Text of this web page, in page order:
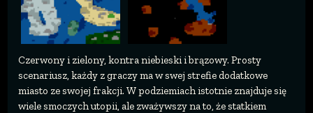
Czerwony i zielony, kontra niebieski i brązowy. Prosty
scenariusz, każdy z graczy ma w swej strefie dodatkowe
miasto ze swojej frakcji. W podziemiach istotnie znajduje się
wiele smoczych utopii, ale zważywszy na to, że statkiem